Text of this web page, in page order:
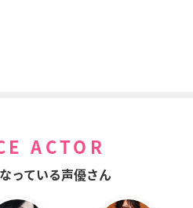
ACTOR
っている声優さん